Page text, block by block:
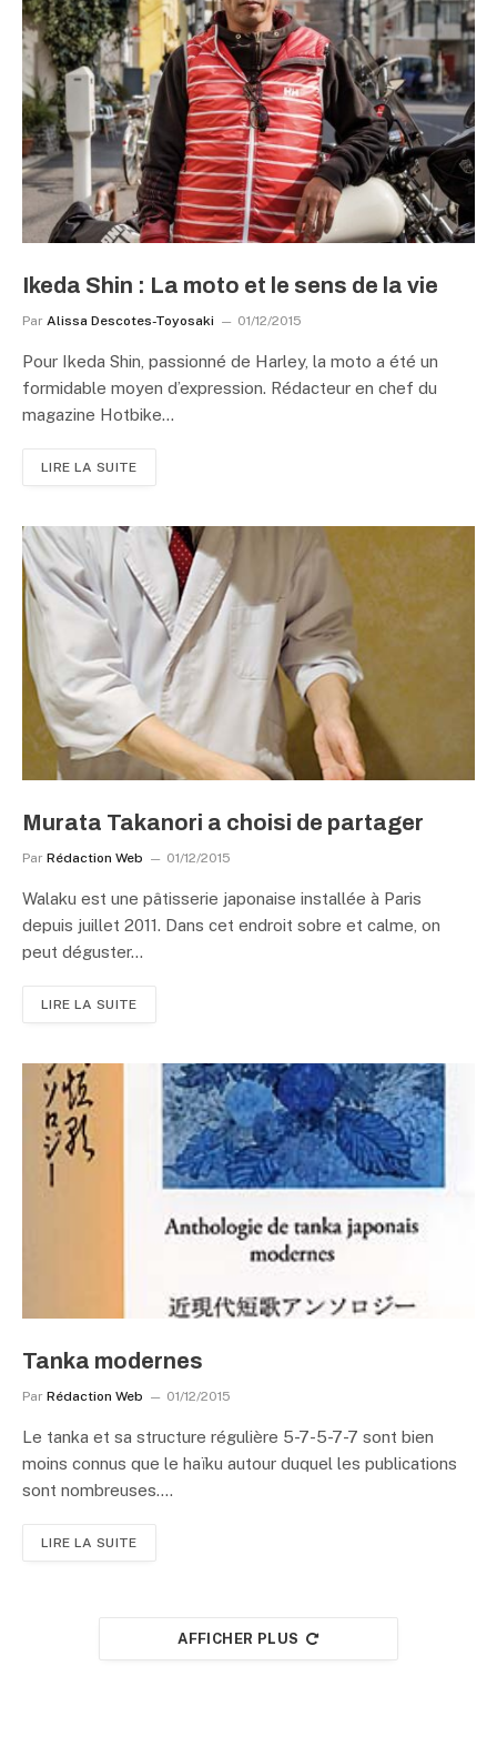
Ikeda Shin : La moto et le sens de la vie
Par Alissa Descotes-Toyosaki 01/12/2015
Pour Ikeda Shin, passionné de Harley, la moto a été un
formidable moyen d’expression. Rédacteur en chef du
magazine Hotbike…
LIRE LA SUITE
Murata Takanori a choisi de partager
Par Rédaction Web 01/12/2015
Walaku est une pâtisserie japonaise installée à Paris
depuis juillet 2011. Dans cet endroit sobre et calme, on
peut déguster…
LIRE LA SUITE
Tanka modernes
Par Rédaction Web 01/12/2015
Le tanka et sa structure régulière 5-7-5-7-7 sont bien
moins connus que le haïku autour duquel les publications
sont nombreuses.…
LIRE LA SUITE
AFFICHER PLUS